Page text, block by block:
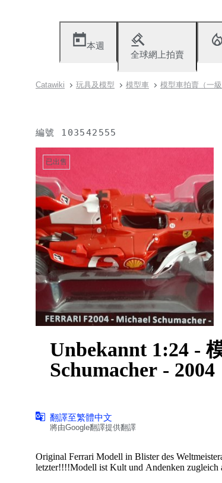
本週
全球網上拍賣
Catawiki 玩具及模型 模型車 模型車拍賣（一級
編號 103542555
已出售
Unbekannt 1:24 -
Schumacher - 2004
翻譯至繁體中文
將由Google翻譯提供翻譯
Original Ferrari Modell in Blister des
letzter!!!!Modell ist Kult und Andenken zugleich